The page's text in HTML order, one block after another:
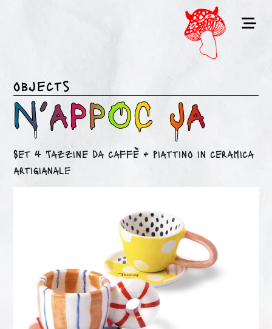
objects
N’APPOC JA
Set 4 Tazzine da caffè + piattino in ceramica
artigianale